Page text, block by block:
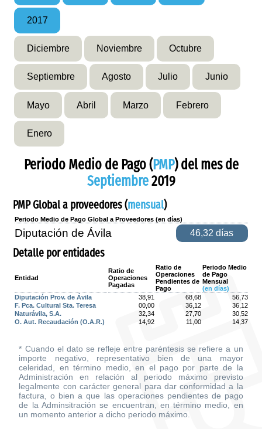
2017
Diciembre Noviembre Octubre
Septiembre Agosto Julio Junio
Mayo Abril Marzo Febrero
Enero
Periodo Medio de Pago (PMP) del mes de
Septiembre2019
PMP Global a proveedores (mensual)
Periodo Medio de Pago Global a Proveedores (en días)
Diputación de Ávila 46,32 días
Detalle por entidades
Entidad
Ratio de
Operaciones
Pagadas
Ratio de
Operaciones
Pendientes de
Pago
Periodo Medio
de Pago
Mensual
(en días)
Diputación Prov. de Ávila
38,91 68,68
56,73
F. Pca. Cultural Sta. Teresa
00,00 36,12
36,12
Naturávila, S.A.
32,34 27,70
30,52
O. Aut. Recaudación (O.A.R.)
14,92 11,00 14,37
* Cuando el dato se refleje entre paréntesis se refiere a un
importe negativo, representativo bien de una mayor
celeridad, en término medio, en el pago por parte de la
Administración en relación al periodo máximo previsto
legalmente con carácter general para dar conformidad a la
factura, o bien a que las operaciones pendientes de pago
de la Adminsitración se encuentran, en término medio, en
un momento anterior a dicho periodo máximo.